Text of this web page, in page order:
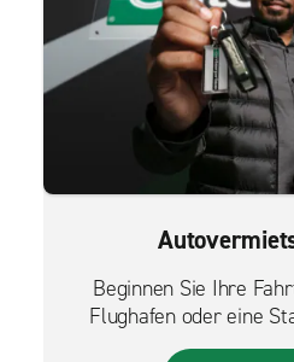
Beginnen Sie Ihre
Flughafen oder eine